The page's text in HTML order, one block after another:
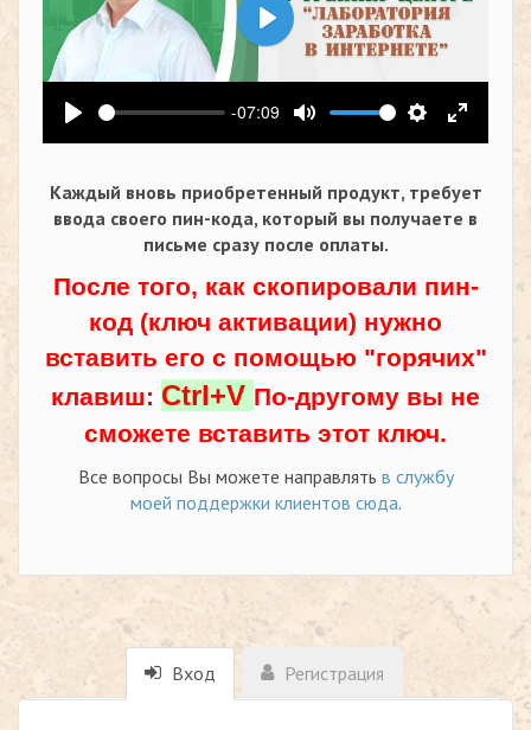
Воспроизвести
-07:09
Выключить звукНастройки
На
Воспроизвести
Каждый вновь приобретенный продукт, требует
ввода своего пин-кода, который вы получаете в
письме сразу после оплаты.
После того, как скопировали пин-
код (ключ активации) нужно
вставить его с помощью "горячих"
клавиш: Ctrl+V По-другому вы не
сможете вставить этот ключ.
Все вопросы Вы можете направлять в службу
моей поддержки клиентов сюда.
Вход Регистрация